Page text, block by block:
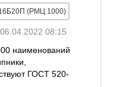
(РМЦ 1000)
06.04.2022 08:15
наименований
ГОСТ 520-